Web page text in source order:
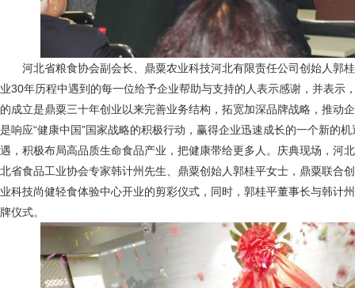
河北省粮食协会副会长、鼎粟农业科技河北有限责任公司创始人郭
业30年历程中遇到的每一位给予企业帮助与支持的人表示感谢，并表示
的成立是鼎粟三十年创业以来完善业务结构，拓宽加深品牌战略，推动
是响应“健康中国”国家战略的积极行动，赢得企业迅速成长的一个新的
遇，积极布局高品质生命食品产业，把健康带给更多人。庆典现场，河
北省食品工业协会专家韩计州先生、鼎粟创始人郭桂平女士，鼎粟联合
业科技尚健轻食体验中心开业的剪彩仪式，同时，郭桂平董事长与韩计
牌仪式。